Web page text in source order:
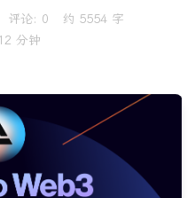
评论: 0
约 5554 字
分钟